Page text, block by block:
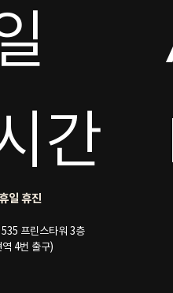
간
일 휴진
프린스타워 3층
4번 출구)